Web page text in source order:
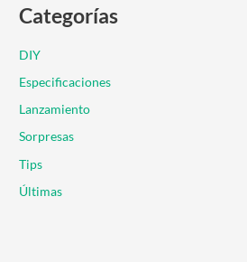
s
a
r
p
o
r
:
Categorías
DIY
Especificaciones
Lanzamiento
Sorpresas
Tips
Últimas